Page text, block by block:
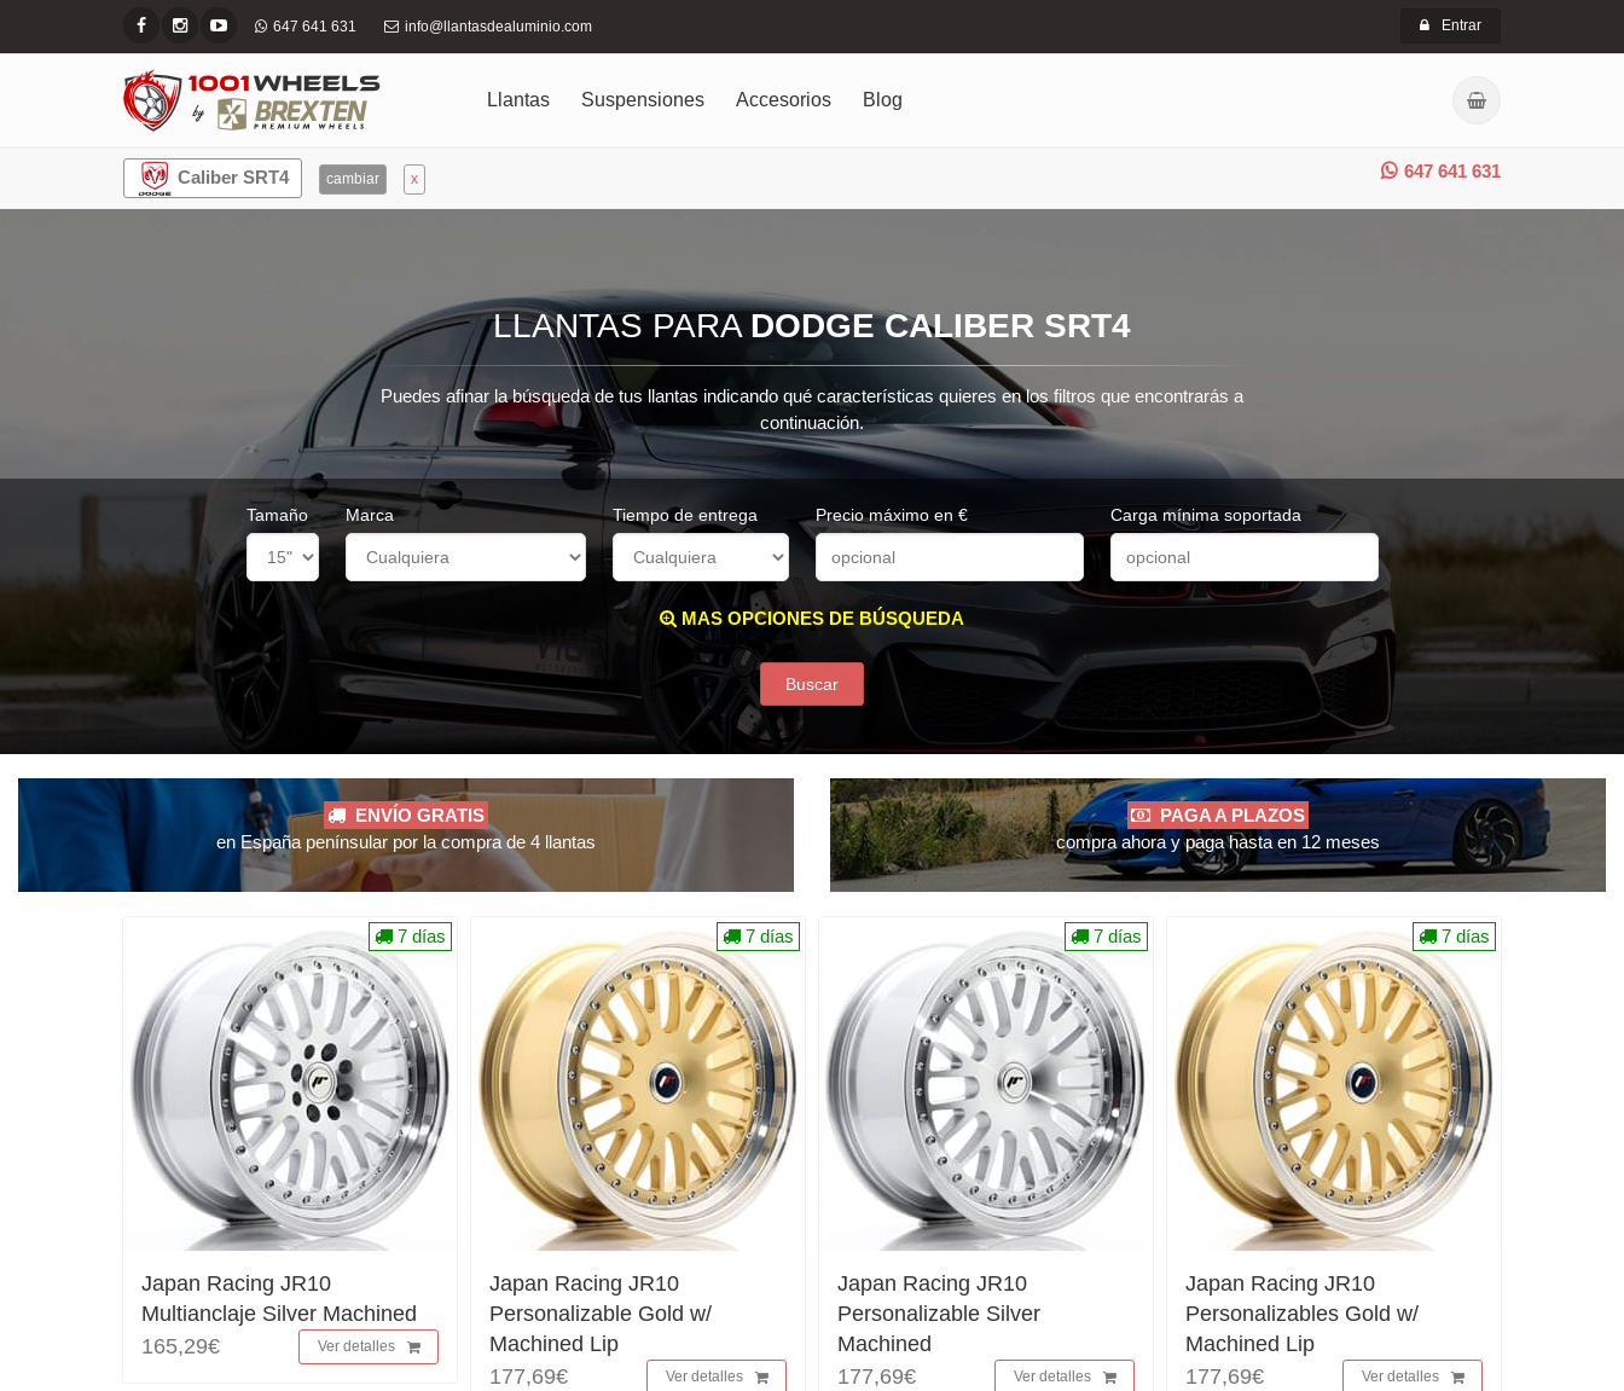
647 641 631 info@llantasdealuminio.com Entrar
Llantas Suspensiones Accesorios Blog
647 641 631
Caliber SRT4 cambiar x
LLANTAS PARA DODGE CALIBER SRT4
Puedes afinar la búsqueda de tus llantas indicando qué características quieres en los filtros que encontrarás a
continuación.
Tamaño Marca Tiempo de entrega Precio máximo en € Carga mínima soportada
MAS OPCIONES DE BÚSQUEDA
Buscar
ENVÍO GRATIS
en España penínsular por la compra de 4 llantas
PAGA A PLAZOS
compra ahora y paga hasta en 12 meses
Japan Racing JR10
Multianclaje Silver Machined
165,29€
Ver detalles
7 días
Japan Racing JR10
Personalizable Gold w/
Machined Lip
177,69€
Ver detalles
7 días
Japan Racing JR10
Personalizable Silver
Machined
177,69€
Ver detalles
7 días
Japan Racing JR10
Personalizables Gold w/
Machined Lip
177,69€
Ver detalles
7 días